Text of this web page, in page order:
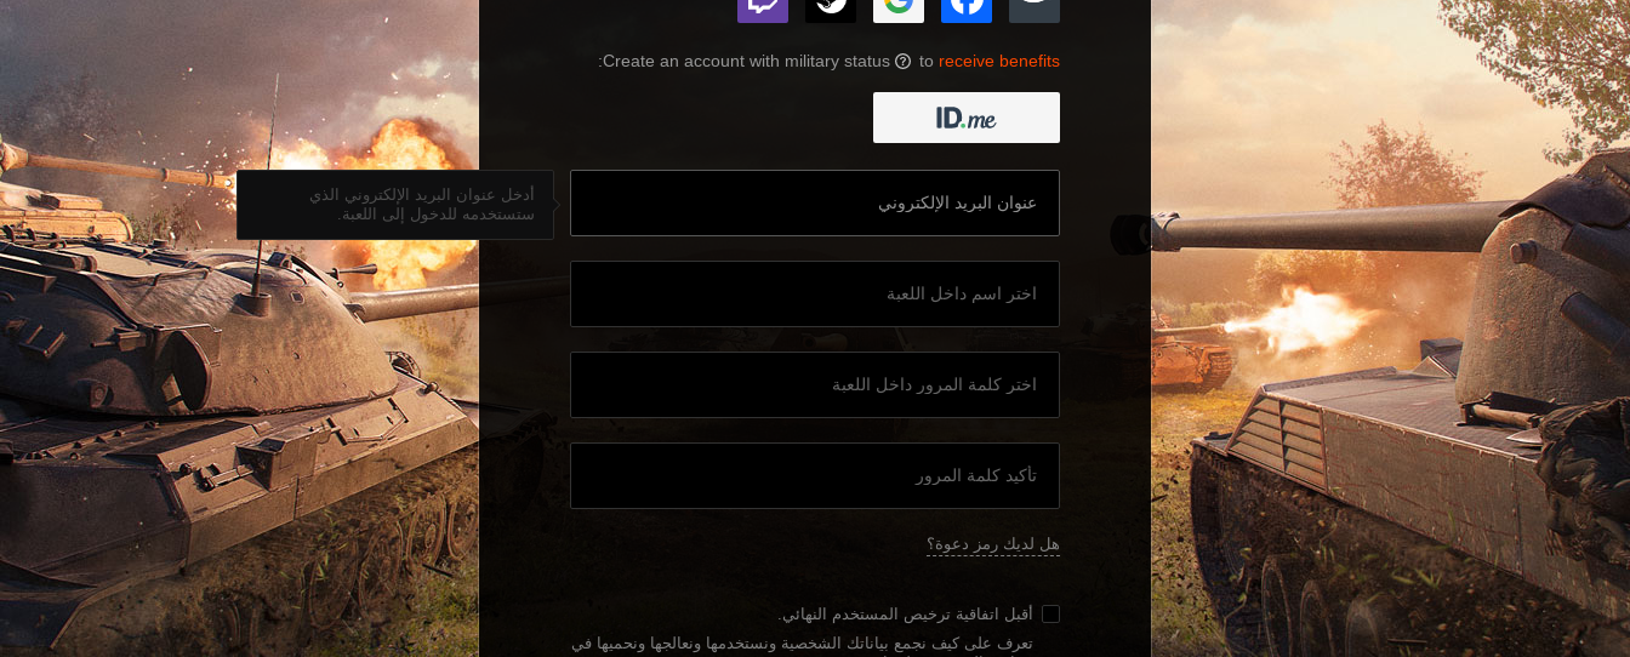
Create an account with military status ? to receive benefits
:
أدخل عنوان البريد الإلكتروني الذي
ستستخدمه للدخول إلى اللعبة.
هل لديك رمز دعوة؟
أقبل اتفاقية ترخيص المستخدم النهائي.
تعرف على كيف نجمع بياناتك الشخصية ونستخدمها ونعالجها ونحميها في